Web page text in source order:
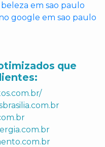
em sao paulo
google em sao paulo
que